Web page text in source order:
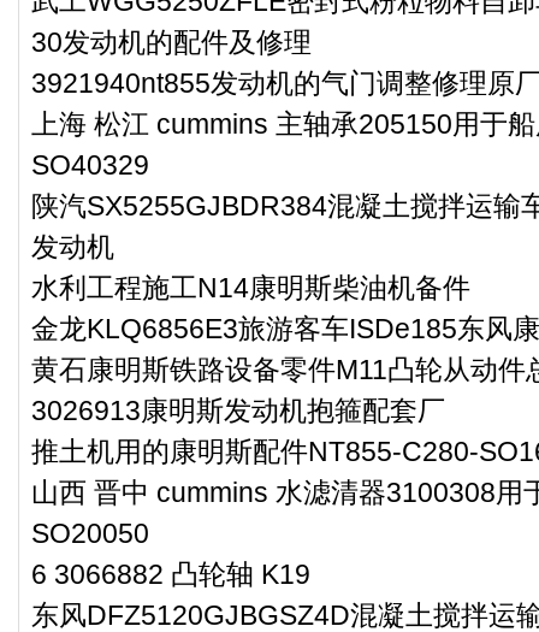
30发动机的配件及修理
3921940nt855发动机的气门调整修理原
上海 松江 cummins 主轴承205150用于
SO40329
陕汽SX5255GJBDR384混凝土搅拌运输
发动机
水利工程施工N14康明斯柴油机备件
金龙KLQ6856E3旅游客车ISDe185东风
黄石康明斯铁路设备零件M11凸轮从动件
3026913康明斯发动机抱箍配套厂
推土机用的康明斯配件NT855-C280-
山西 晋中 cummins 水滤清器3100308用
SO20050
6 3066882 凸轮轴 K19
东风DFZ5120GJBGSZ4D混凝土搅拌运